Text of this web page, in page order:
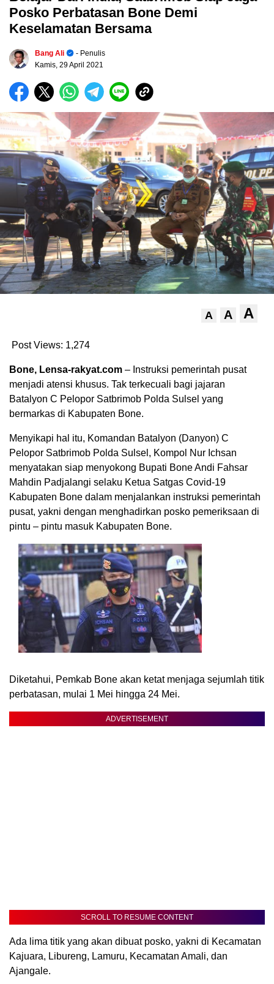
Posko Perbatasan Bone Demi
Keselamatan Bersama
Bang Ali
- Penulis
Kamis, 29 April 2021
A A A
Post Views: 1,274
Bone, Lensa-rakyat.com – Instruksi pemerintah pusat
menjadi atensi khusus. Tak terkecuali bagi jajaran
Batalyon C Pelopor Satbrimob Polda Sulsel yang
bermarkas di Kabupaten Bone.
Menyikapi hal itu, Komandan Batalyon (Danyon) C
Pelopor Satbrimob Polda Sulsel, Kompol Nur Ichsan
menyatakan siap menyokong Bupati Bone Andi Fahsar
Mahdin Padjalangi selaku Ketua Satgas Covid-19
Kabupaten Bone dalam menjalankan instruksi pemerintah
pusat, yakni dengan menghadirkan posko pemeriksaan di
pintu – pintu masuk Kabupaten Bone.
Diketahui, Pemkab Bone akan ketat menjaga sejumlah titik
perbatasan, mulai 1 Mei hingga 24 Mei.
ADVERTISEMENT
SCROLL TO RESUME CONTENT
Ada lima titik yang akan dibuat posko, yakni di Kecamatan
Kajuara, Libureng, Lamuru, Kecamatan Amali, dan
Ajangale.